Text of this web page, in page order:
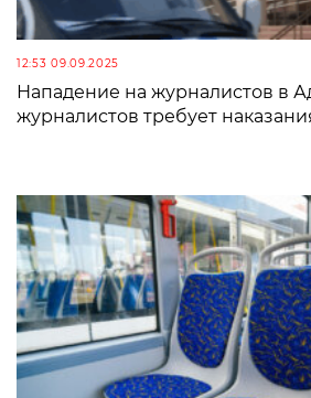
12:53 09.09.2025
Нападение на журналистов в
журналистов требует